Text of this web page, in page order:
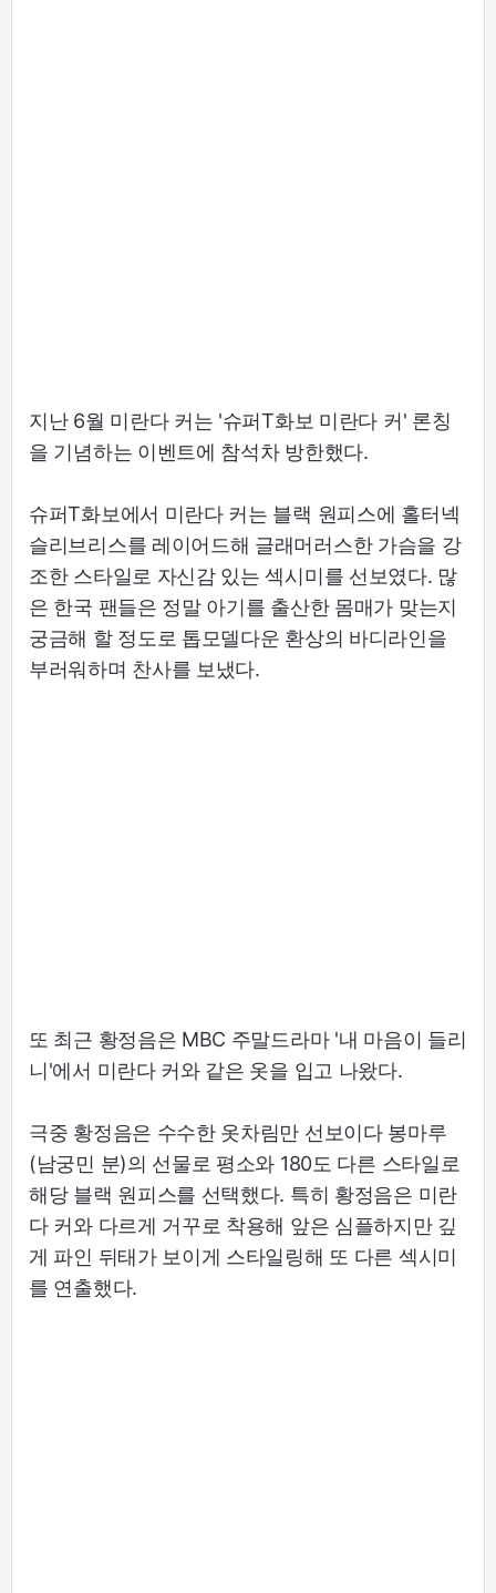
지난 6월 미란다 커는 '슈퍼T화보 미란다 커' 론칭
을 기념하는 이벤트에 참석차 방한했다.
슈퍼T화보에서 미란다 커는 블랙 원피스에 홀터넥
슬리브리스를 레이어드해 글래머러스한 가슴을 강
조한 스타일로 자신감 있는 섹시미를 선보였다. 많
은 한국 팬들은 정말 아기를 출산한 몸매가 맞는지
궁금해 할 정도로 톱모델다운 환상의 바디라인을
부러워하며 찬사를 보냈다.
또 최근 황정음은 MBC 주말드라마 '내 마음이 들리
니'에서 미란다 커와 같은 옷을 입고 나왔다.
극중 황정음은 수수한 옷차림만 선보이다 봉마루
(남궁민 분)의 선물로 평소와 180도 다른 스타일로
해당 블랙 원피스를 선택했다. 특히 황정음은 미란
다 커와 다르게 거꾸로 착용해 앞은 심플하지만 깊
게 파인 뒤태가 보이게 스타일링해 또 다른 섹시미
를 연출했다.